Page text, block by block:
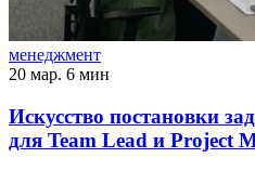
менеджмент
20 мар. 6 мин
Искусство постановки
для Team Lead и Project